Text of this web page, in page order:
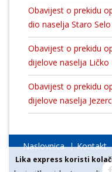
Lika express koristi
Obavijest o prekidu
dio naselja Staro Selo
Obavijest o prekidu
dijelove naselja
Obavijest o prekidu
dijelove naselja
Naslovnica Kontakt